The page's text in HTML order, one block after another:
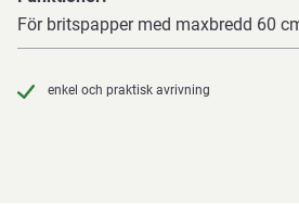
För britspapper med maxbredd 60
enkel och praktisk avrivning